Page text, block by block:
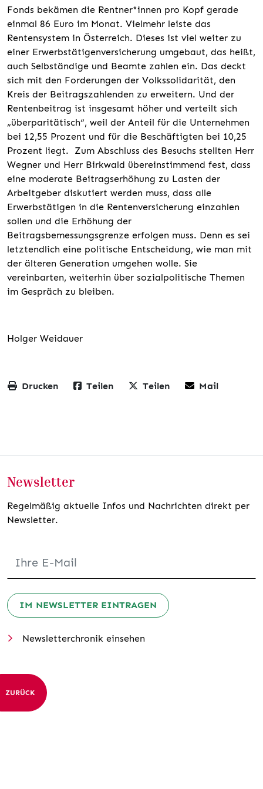
Fonds bekämen die Rentner*innen pro Kopf gerade
einmal 86 Euro im Monat. Vielmehr leiste das
Rentensystem in Österreich. Dieses ist viel weiter zu
einer Erwerbstätigenversicherung umgebaut, das heißt,
auch Selbständige und Beamte zahlen ein. Das deckt
sich mit den Forderungen der Volkssolidarität, den
Kreis der Beitragszahlenden zu erweitern. Und der
Rentenbeitrag ist insgesamt höher und verteilt sich
„überparitätisch“, weil der Anteil für die Unternehmen
bei 12,55 Prozent und für die Beschäftigten bei 10,25
Prozent liegt. Zum Abschluss des Besuchs stellten Herr
Wegner und Herr Birkwald übereinstimmend fest, dass
eine moderate Beitragserhöhung zu Lasten der
Arbeitgeber diskutiert werden muss, dass alle
Erwerbstätigen in die Rentenversicherung einzahlen
sollen und die Erhöhung der
Beitragsbemessungsgrenze erfolgen muss. Denn es sei
letztendlich eine politische Entscheidung, wie man mit
der älteren Generation umgehen wolle. Sie
vereinbarten, weiterhin über sozialpolitische Themen
im Gespräch zu bleiben.
Holger Weidauer
Drucken Teilen Teilen Mail
Newsletter
Regelmäßig aktuelle Infos und Nachrichten direkt per
Newsletter.
IM NEWSLETTER EINTRAGEN
Newsletterchronik einsehen
ZURÜCK